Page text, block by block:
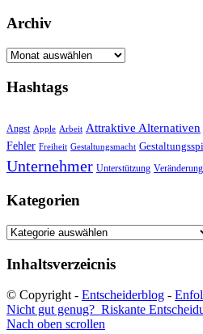
Archiv
Archiv
Hashtags
Angst Apple Arbeit Attraktive Alternativen
Fehler Freiheit Gestaltungsmacht
Unternehmer Unterstützung Veränderung
Kategorien
Kategorien
Inhaltsverzeicnis
© Copyright - Entscheiderblog -
Nicht gut genug? Riskante
Nach oben scrollen